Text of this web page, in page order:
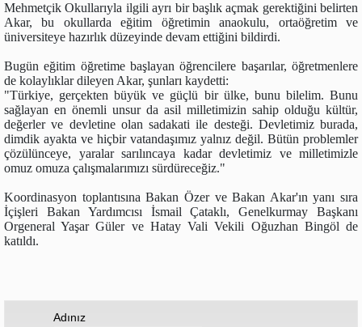
Mehmetçik Okullarıyla ilgili ayrı bir başlık açmak gerektiğini belirten
Akar, bu okullarda eğitim öğretimin anaokulu, ortaöğretim ve
üniversiteye hazırlık düzeyinde devam ettiğini bildirdi.
Bugün eğitim öğretime başlayan öğrencilere başarılar, öğretmenlere
de kolaylıklar dileyen Akar, şunları kaydetti:
"Türkiye, gerçekten büyük ve güçlü bir ülke, bunu bilelim. Bunu
sağlayan en önemli unsur da asil milletimizin sahip olduğu kültür,
değerler ve devletine olan sadakati ile desteği. Devletimiz burada,
dimdik ayakta ve hiçbir vatandaşımız yalnız değil. Bütün problemler
çözülünceye, yaralar sarılıncaya kadar devletimiz ve milletimizle
omuz omuza çalışmalarımızı sürdüreceğiz."
Koordinasyon toplantısına Bakan Özer ve Bakan Akar'ın yanı sıra
İçişleri Bakan Yardımcısı İsmail Çataklı, Genelkurmay Başkanı
Orgeneral Yaşar Güler ve Hatay Vali Vekili Oğuzhan Bingöl de
katıldı.
Adınız